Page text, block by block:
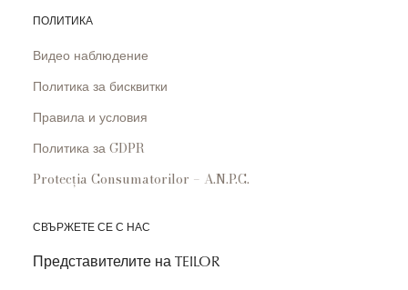
ПОЛИТИКА
Видео наблюдение
Политика за бисквитки
Правила и условия
Политика за GDPR
Protecția Consumatorilor – A.N.P.C.
СВЪРЖЕТЕ СЕ С НАС
Представителите на TEILOR